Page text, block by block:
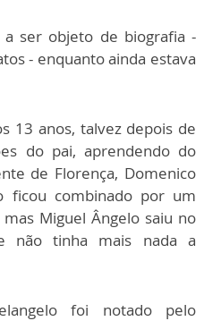
ser objeto de biografia -
- enquanto ainda estava
13 anos, talvez depois de
do pai, aprendendo do
de Florença, Domenico
ficou combinado por um
Miguel Ângelo saiu no
não tinha mais nada a
foi notado pelo